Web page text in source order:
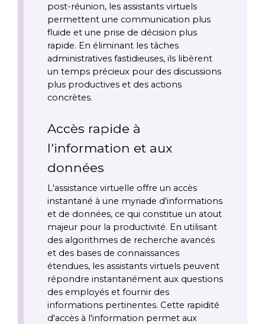
post-réunion, les assistants virtuels
permettent une communication plus
fluide et une prise de décision plus
rapide. En éliminant les tâches
administratives fastidieuses, ils libèrent
un temps précieux pour des discussions
plus productives et des actions
concrètes.
Accès rapide à
l'information et aux
données
L'assistance virtuelle offre un accès
instantané à une myriade d'informations
et de données, ce qui constitue un atout
majeur pour la productivité. En utilisant
des algorithmes de recherche avancés
et des bases de connaissances
étendues, les assistants virtuels peuvent
répondre instantanément aux questions
des employés et fournir des
informations pertinentes. Cette rapidité
d'accès à l'information permet aux